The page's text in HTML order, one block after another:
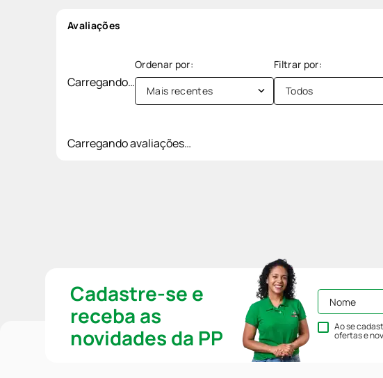
Avaliações
Carregando…
Mais recentes Todos
Carregando avaliações…
Cadastre-se e
receba as
novidades da PP
Ao se
ofertas e